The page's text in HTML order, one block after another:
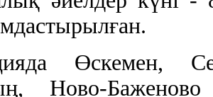
Өскемен,
Ново-